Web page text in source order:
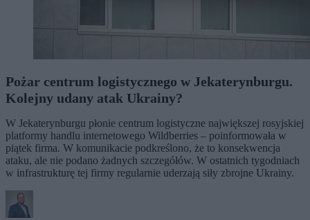
Pożar centrum logistycznego w Jekaterynburgu.
Kolejny udany atak Ukrainy?
W Jekaterynburgu płonie centrum logistyczne największej rosyjskiej
platformy handlu internetowego Wildberries – poinformowała w
piątek firma. W komunikacie podkreślono, że to konsekwencja
ataku, ale nie podano żadnych szczegółów. W ostatnich tygodniach
w infrastrukturę tej firmy regularnie uderzają siły zbrojne Ukrainy.